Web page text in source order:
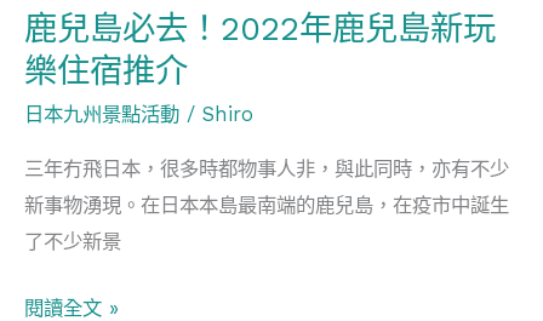
鹿兒島必去！2022年鹿兒島新玩
樂住宿推介
日本九州景點活動 / Shiro
三年冇飛日本，很多時都物事人非，與此同時，亦有不少
新事物湧現。在日本本島最南端的鹿兒島，在疫市中誕生
了不少新景
島
新
玩
樂
住
宿
推
閱讀全文 »